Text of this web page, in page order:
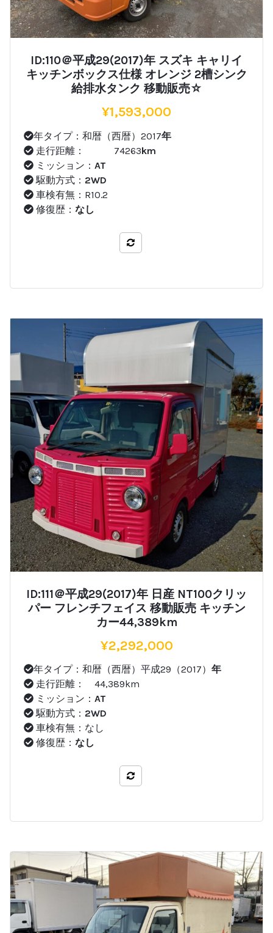
ID:110＠平成29(2017)年 スズキ キャリイ
キッチンボックス仕様 オレンジ 2槽シンク
給排水タンク 移動販売☆
¥1,593,000
年タイプ：和暦（西暦）2017年
走行距離： 74263km
ミッション： AT
駆動方式： 2WD
車検有無：R10.2
修復歴： なし
比較する
ID:111＠平成29(2017)年 日産 NT100クリッ
パー フレンチフェイス 移動販売 キッチン
カー44,389km
¥2,292,000
年タイプ：和暦（西暦）平成29（2017） 年
走行距離： 44,389km
ミッション： AT
駆動方式： 2WD
車検有無：なし
修復歴： なし
比較する